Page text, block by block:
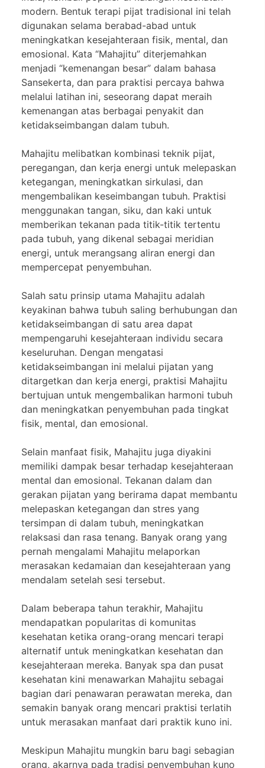
modern. Bentuk terapi pijat tradisional ini telah
digunakan selama berabad-abad untuk
meningkatkan kesejahteraan fisik, mental, dan
emosional. Kata “Mahajitu” diterjemahkan
menjadi “kemenangan besar” dalam bahasa
Sansekerta, dan para praktisi percaya bahwa
melalui latihan ini, seseorang dapat meraih
kemenangan atas berbagai penyakit dan
ketidakseimbangan dalam tubuh.
Mahajitu melibatkan kombinasi teknik pijat,
peregangan, dan kerja energi untuk melepaskan
ketegangan, meningkatkan sirkulasi, dan
mengembalikan keseimbangan tubuh. Praktisi
menggunakan tangan, siku, dan kaki untuk
memberikan tekanan pada titik-titik tertentu
pada tubuh, yang dikenal sebagai meridian
energi, untuk merangsang aliran energi dan
mempercepat penyembuhan.
Salah satu prinsip utama Mahajitu adalah
keyakinan bahwa tubuh saling berhubungan dan
ketidakseimbangan di satu area dapat
mempengaruhi kesejahteraan individu secara
keseluruhan. Dengan mengatasi
ketidakseimbangan ini melalui pijatan yang
ditargetkan dan kerja energi, praktisi Mahajitu
bertujuan untuk mengembalikan harmoni tubuh
dan meningkatkan penyembuhan pada tingkat
fisik, mental, dan emosional.
Selain manfaat fisik, Mahajitu juga diyakini
memiliki dampak besar terhadap kesejahteraan
mental dan emosional. Tekanan dalam dan
gerakan pijatan yang berirama dapat membantu
melepaskan ketegangan dan stres yang
tersimpan di dalam tubuh, meningkatkan
relaksasi dan rasa tenang. Banyak orang yang
pernah mengalami Mahajitu melaporkan
merasakan kedamaian dan kesejahteraan yang
mendalam setelah sesi tersebut.
Dalam beberapa tahun terakhir, Mahajitu
mendapatkan popularitas di komunitas
kesehatan ketika orang-orang mencari terapi
alternatif untuk meningkatkan kesehatan dan
kesejahteraan mereka. Banyak spa dan pusat
kesehatan kini menawarkan Mahajitu sebagai
bagian dari penawaran perawatan mereka, dan
semakin banyak orang mencari praktisi terlatih
untuk merasakan manfaat dari praktik kuno ini.
Meskipun Mahajitu mungkin baru bagi sebagian
orang, akarnya pada tradisi penyembuhan kuno